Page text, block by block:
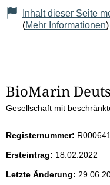
Inhalt dieser Seite
(Mehr Informationen)
S
e
i
t
BioMarin
Gesellschaft mit
Registernummer: R000641
Ersteintrag: 18.02.2022
Letzte Änderung: